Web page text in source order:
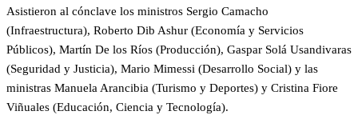
Asistieron al cónclave los ministros Sergio Camacho
(Infraestructura), Roberto Dib Ashur (Economía y Servicios
Públicos), Martín De los Ríos (Producción), Gaspar Solá Usandivaras
(Seguridad y Justicia), Mario Mimessi (Desarrollo Social) y las
ministras Manuela Arancibia (Turismo y Deportes) y Cristina Fiore
Viñuales (Educación, Ciencia y Tecnología).